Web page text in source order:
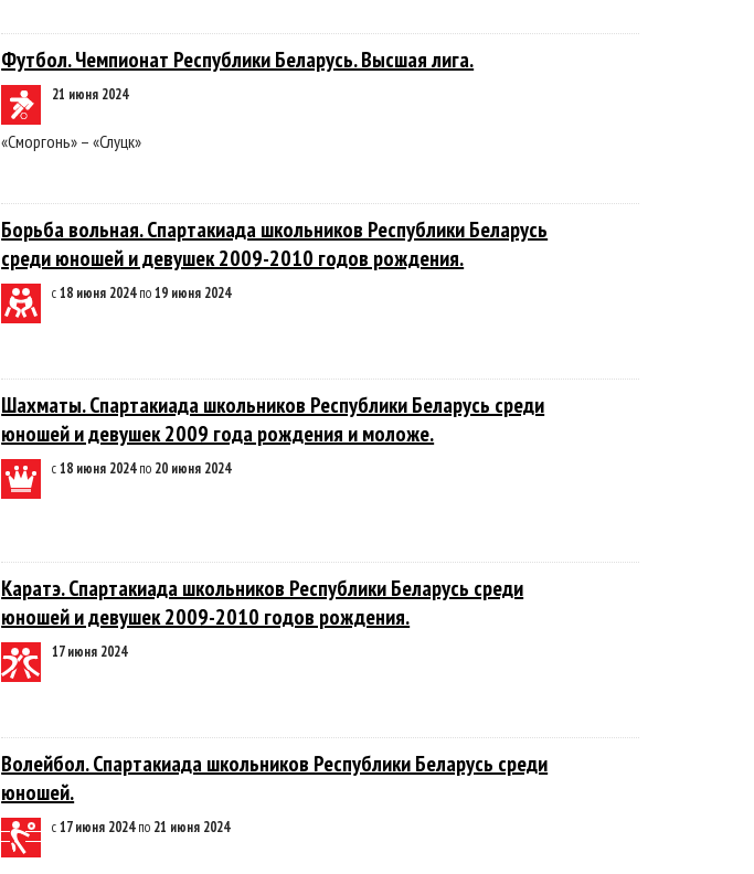
Футбол. Чемпионат Республики Беларусь. Высшая лига.
21 июня 2024
«Сморгонь» – «Слуцк»
Борьба вольная. Спартакиада школьников Республики Беларусь
среди юношей и девушек 2009-2010 годов рождения.
с18 июня 2024по19 июня 2024
Шахматы. Спартакиада школьников Республики Беларусь среди
юношей и девушек 2009 года рождения и моложе.
с18 июня 2024по 20 июня 2024
Каратэ. Спартакиада школьников Республики Беларусь среди
юношей и девушек 2009-2010 годов рождения.
17 июня 2024
Волейбол. Спартакиада школьников Республики Беларусь среди
юношей.
с17 июня 2024по 21 июня 2024